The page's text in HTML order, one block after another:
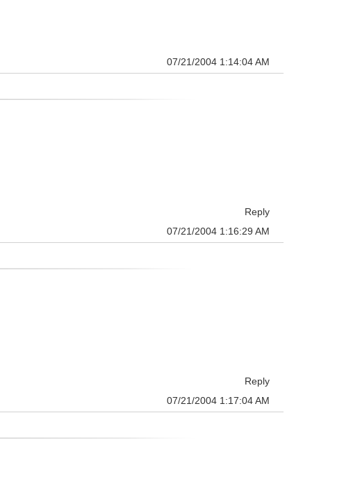
07/21/2004 1:14:04 AM
Reply
07/21/2004 1:16:29 AM
Reply
07/21/2004 1:17:04 AM